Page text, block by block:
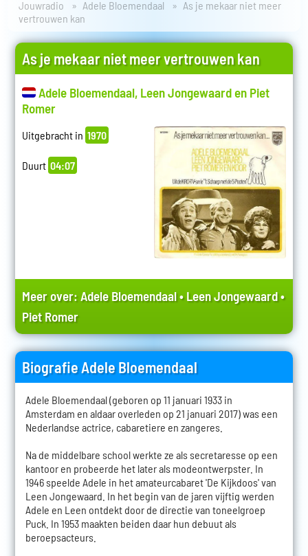
Jouwradio Adele Bloemendaal
As je mekaar niet meer
vertrouwen kan
As je mekaar niet meer vertrouwen kan
Adele Bloemendaal, Leen Jongewaard en Piet
Romer
Uitgebracht in 1970
Duurt 04:07
Meer over:Adele Bloemendaal•Leen Jongewaard•
Piet Romer
Biografie Adele Bloemendaal
Adele Bloemendaal (geboren op 11 januari 1933 in
Amsterdam en aldaar overleden op 21 januari 2017) was een
Nederlandse actrice, cabaretiere en zangeres.
Na de middelbare school werkte ze als secretaresse op een
kantoor en probeerde het later als modeontwerpster. In
1946 speelde Adele in het amateurcabaret 'De Kijkdoos' van
Leen Jongewaard. In het begin van de jaren vijftig werden
Adele en Leen ontdekt door de directie van toneelgroep
Puck. In 1953 maakten beiden daar hun debuut als
beroepsacteurs.